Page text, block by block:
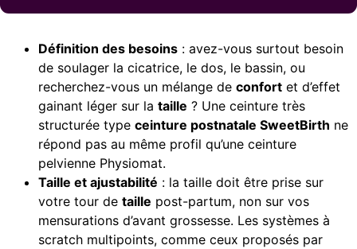
Définition des besoins : avez-vous surtout besoin
de soulager la cicatrice, le dos, le bassin, ou
recherchez-vous un mélange de confort et d’effet
gainant léger sur la taille ? Une ceinture très
structurée type ceinture postnatale SweetBirth ne
répond pas au même profil qu’une ceinture
pelvienne Physiomat.
Taille et ajustabilité : la taille doit être prise sur
votre tour de taille post-partum, non sur vos
mensurations d’avant grossesse. Les systèmes à
scratch multipoints, comme ceux proposés par